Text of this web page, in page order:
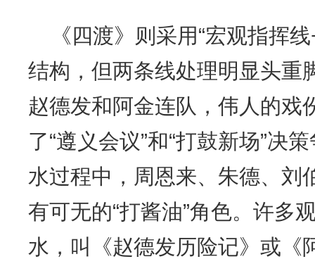
《四渡》则采用“宏观指挥
结构，但两条线处理明显头重
赵德发和阿金连队，伟人的戏
了“遵义会议”和“打鼓新场”决
水过程中，周恩来、朱德、刘
有可无的“打酱油”角色。许多
水，叫《赵德发历险记》或《